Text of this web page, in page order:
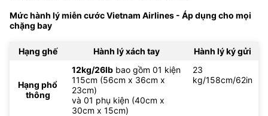
Mức hành lý miễn cước Vietnam Airlines - Áp dụng cho mọi
chặng bay
Hạng ghế Hành lý xách tay Hành lý ký gửi
Hạng phổ
thông
12kg/26lb bao gồm 01 kiện
115cm (56cm x 36cm x
23cm)
và 01 phụ kiện (40cm x
30cm x 15cm)
23
kg/158cm/62in